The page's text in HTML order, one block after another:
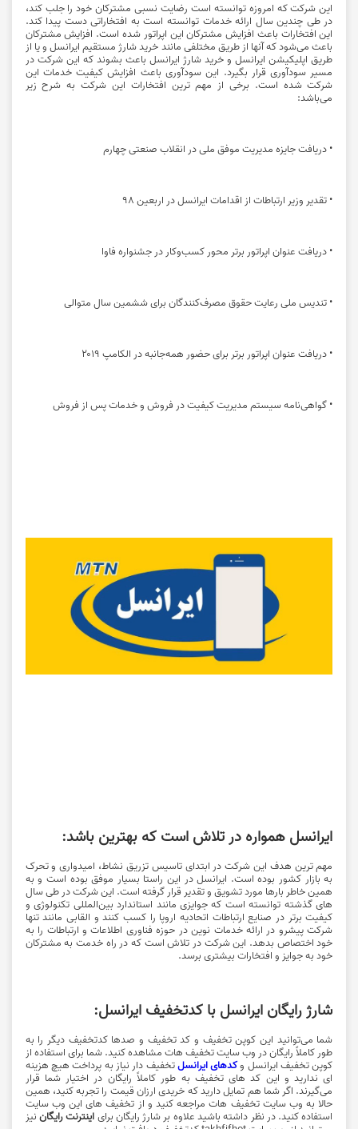
این شرکت که امروزه توانسته است رضایت نسبی مشترکان خود را جلب کند،
در طی چندین سال ارائه خدمات توانسته است به افتخاراتی دست پیدا کند.
این افتخارات باعث افزایش مشترکان این اپراتور شده است. افزایش مشترکان
باعث می‌شود که آنها از طریق مختلفی مانند خرید شارژ مستقیم ایرانسل و یا از
طریق اپلیکیشن ایرانسل و خرید شارژ ایرانسل باعث بشوند که این شرکت در
مسیر سودآوری قرار بگیرد. این سودآوری باعث افزایش کیفیت خدمات این
شرکت شده است. برخی از مهم ترین افتخارات این شرکت به شرح زیر
می‌باشد:
• دریافت جایزه مدیریت موفق ملی در انقلاب صنعتی چهارم
• تقدیر وزیر ارتباطات از اقدامات ایرانسل در اربعین ۹۸
• دریافت عنوان اپراتور برتر محور کسب‌وکار در جشنواره فاوا
• تندیس ملی رعایت حقوق مصرف‌کنندگان برای ششمین سال متوالی
• دریافت عنوان اپراتور برتر برای حضور همه‌جانبه در الکامپ ۲۰۱۹
• گواهی‌نامه سیستم مدیریت کیفیت در فروش و خدمات پس از فروش
ایرانسل همواره در تلاش است که بهترین باشد:
مهم ترین هدف این شرکت در ابتدای تاسیس تزریق نشاط، امیدواری و تحرک
به بازار کشور بوده است. ایرانسل در این راستا بسیار موفق بوده است و به
همین خاطر بارها مورد تشویق و تقدیر قرار گرفته است. این شرکت در طی سال
های گذشته توانسته است که جوایزی مانند استاندارد بین‌المللی تکنولوژی و
کیفیت برتر در صنایع ارتباطات اتحادیه اروپا را کسب کنند و القابی مانند تنها
شرکت پیشرو در ارائه خدمات نوین در حوزه فناوری اطلاعات و ارتباطات را به
خود اختصاص بدهد. این شرکت در تلاش است که در راه خدمت به مشترکان
خود به جوایز و افتخارات بیشتری برسد.
شارژ رایگان ایرانسل با کدتخفیف ایرانسل:
شما می‌توانید این کوپن تخفیف و کد تخفیف و صدها کدتخفیف دیگر را به
طور کاملاً رایگان در وب سایت تخفیف هات مشاهده کنید. شما برای استفاده از
کوپن تخفیف ایرانسل وکدهای ایرانسلتخفیف دار نیاز به پرداخت هیچ هزینه
ای ندارید و این کد های تخفیف به طور کاملاً رایگان در اختیار شما قرار
می‌گیرند. اگر شما هم تمایل دارید که خریدی ارزان قیمت را تجربه کنید، همین
حالا به وب سایت تخفیف هات مراجعه کنید و از تخفیف های این وب سایت
استفاده کنید. در نظر داشته باشید علاوه بر شارژ رایگان برای اینترنت رایگان نیز